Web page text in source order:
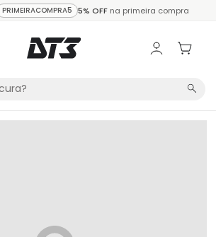
PRIMEIRACOMPRA5 5% OFFna primeira compra